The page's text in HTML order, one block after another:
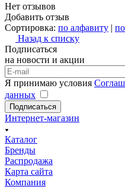
Нет отзывов
Добавить отзыв
Сортировка: по алфавиту |
Назад к списку
Подписаться
на новости и акции
Я принимаю условия
данных
Подписаться
Интернет-магазин
Каталог
Бренды
Распродажа
Карта сайта
Компания